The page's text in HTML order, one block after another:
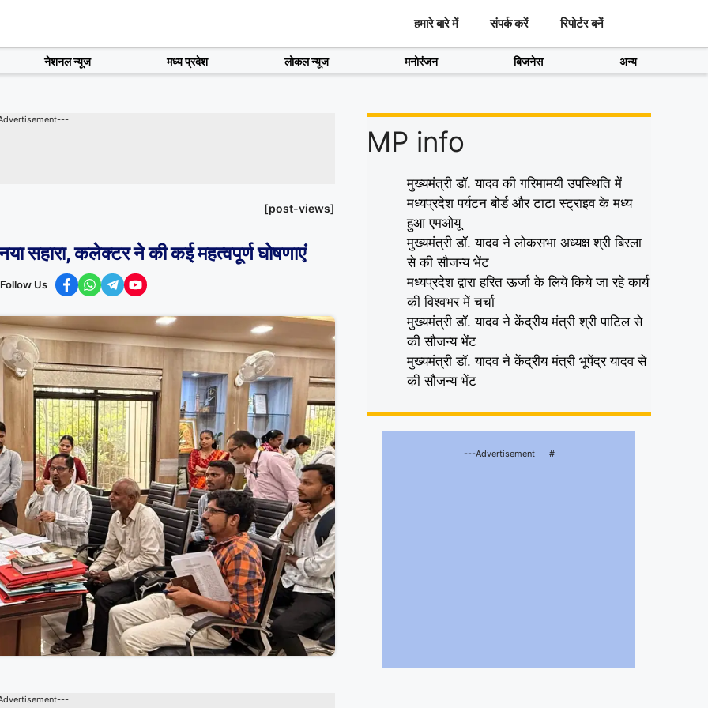
हमारे बारे में संपर्क करें रिपोर्टर बनें
नेशनल न्यूज मध्य प्रदेश लोकल न्यूज मनोरंजन बिजनेस अन्य
[post-views]
सहारा, कलेक्टर ने की कई महत्वपूर्ण घोषणाएं
Follow Us
MP info
मुख्यमंत्री डॉ. यादव की गरिमामयी उपस्थिति में
मध्यप्रदेश पर्यटन बोर्ड और टाटा स्ट्राइव के मध्य
हुआ एमओयू
मुख्यमंत्री डॉ. यादव ने लोकसभा अध्यक्ष श्री बिरला
से की सौजन्य भेंट
मध्यप्रदेश द्वारा हरित ऊर्जा के लिये किये जा रहे कार्य
की विश्वभर में चर्चा
मुख्यमंत्री डॉ. यादव ने केंद्रीय मंत्री श्री पाटिल से
की सौजन्य भेंट
मुख्यमंत्री डॉ. यादव ने केंद्रीय मंत्री भूपेंद्र यादव से
की सौजन्य भेंट
---Advertisement--- #